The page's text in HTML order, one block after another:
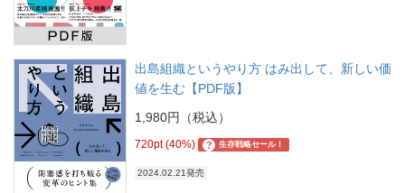
出島組織というやり方 はみ出して、新しい価
値を生む【PDF版】
1,980円（税込）
720pt (40%) ? 生存戦略セール！
2024.02.21発売